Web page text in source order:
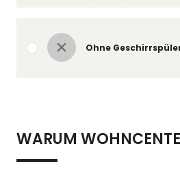
Ohne
WARUM